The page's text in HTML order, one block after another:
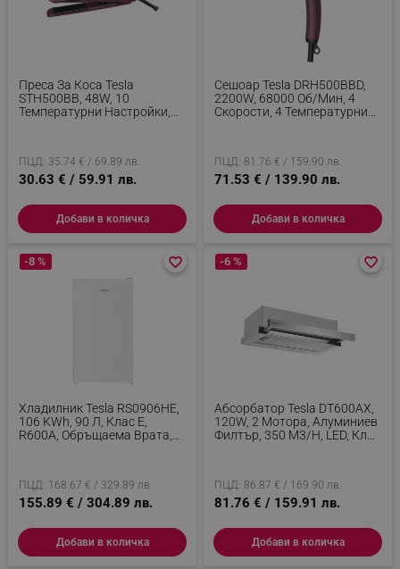
Преса За Коса Tesla
STH500BB, 48W, 10
Температурни Настройки,
ПЦД: 35.74 € / 69.89 лв.
30.63 € / 59.91 лв.
Добави в количка
Сешоар Tesla DRH500BBD,
2200W, 68000 Об/мин, 4
Скорости, 4 Температурни
ПЦД: 81.76 € / 159.90 лв.
71.53 € / 139.90 лв.
Добави в количка
Хладилник Tesla RS0906HE,
106 KWh, 90 Л, Клас Е,
R600A, Обръщаема Врата,
-8 %
ПЦД: 168.67 € / 329.89 лв.
155.89 € / 304.89 лв.
favorite_border
favorite_border
Добави в количка
Абсорбатор Tesla DT600AX,
120W, 2 Мотора, Алуминиев
Филтър, 350 M3/h, LED, Клас
-6 %
ПЦД: 86.87 € / 169.90 лв.
81.76 € / 159.91 лв.
favorite_border
favorite_border
Добави в количка